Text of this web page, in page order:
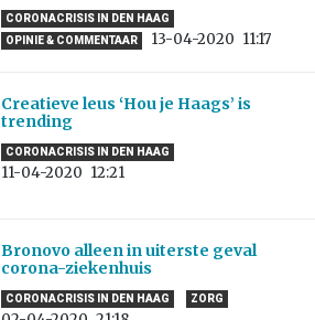
CORONACRISIS IN DEN HAAG
OPINIE & COMMENTAAR
13-04-2020 11:17
Creatieve leus ‘Hou je Haags’ is
trending
CORONACRISIS IN DEN HAAG
11-04-2020 12:21
Bronovo alleen in uiterste geval
corona-ziekenhuis
CORONACRISIS IN DEN HAAG ZORG